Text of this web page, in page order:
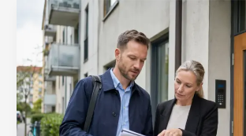
Nya
regler
för
andrahandsuthyrning:
så
påverkas
fastighetsägare
och